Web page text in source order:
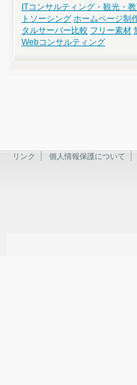
ITコンサルティング・観光・
トソーシング ホームページ制
タルサーバー比較 フリー素材
Webコンサルティング
リンク 個人情報保護について